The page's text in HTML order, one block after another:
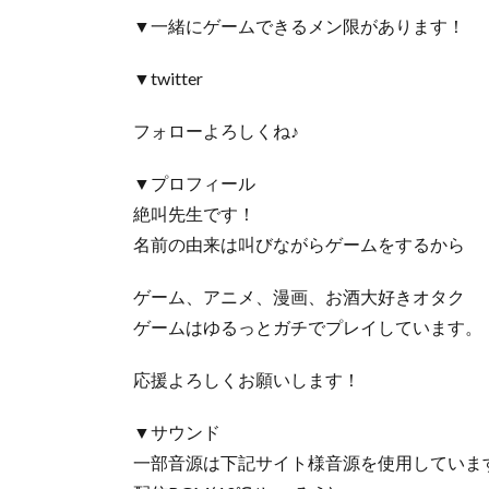
▼一緒にゲームできるメン限があります！
▼twitter
フォローよろしくね♪
▼プロフィール
絶叫先生です！
名前の由来は叫びながらゲームをするから
ゲーム、アニメ、漫画、お酒大好きオタク
ゲームはゆるっとガチでプレイしています。
応援よろしくお願いします！
▼サウンド
一部音源は下記サイト様音源を使用していま